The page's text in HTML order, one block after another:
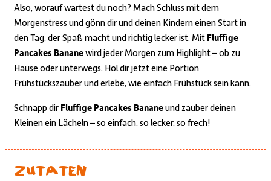
Also, worauf wartest du noch? Mach Schluss mit dem
Morgenstress und gönn dir und deinen Kindern einen Start in
den Tag, der Spaß macht und richtig lecker ist. Mit Fluffige
Pancakes Bananewird jeder Morgen zum Highlight – ob zu
Hause oder unterwegs. Hol dir jetzt eine Portion
Frühstückszauber und erlebe, wie einfach Frühstück sein kann.
Schnapp dir Fluffige Pancakes Bananeund zauber deinen
Kleinen ein Lächeln – so einfach, so lecker, so frech!
Zutaten